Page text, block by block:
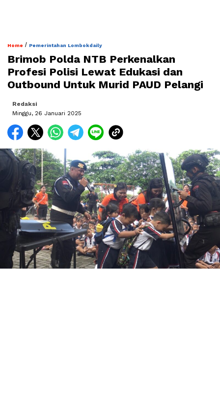
Home / Pemerintahan Lombokdaily
Brimob Polda NTB Perkenalkan
Profesi Polisi Lewat Edukasi dan
Outbound Untuk Murid PAUD Pelangi
Redaksi
Minggu, 26 Januari 2025